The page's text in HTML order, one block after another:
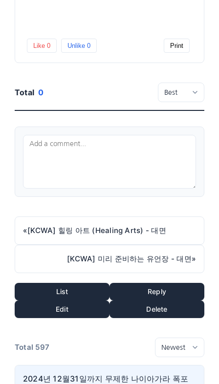
Like 0 Unlike0 Print
Total 0
«[KCWA] 힐링 아트 (Healing Arts) - 대면
[KCWA] 미리 준비하는 유언장 - 대면»
List Reply
Edit Delete
Total 597
2024년 12월31일까지 무제한 나이아가라 폭포